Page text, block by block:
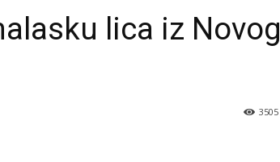
lica iz Novog
3505